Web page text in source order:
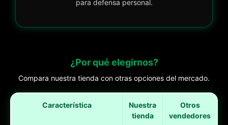
para defensa personal.
¿Por qué elegirnos?
Compara nuestra tienda con otras opciones del mercado.
Característica
Nuestra
tienda
Otros
vendedores